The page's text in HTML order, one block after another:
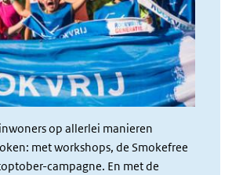
op allerlei manieren
met workshops, de Smokefree
campagne. En met de